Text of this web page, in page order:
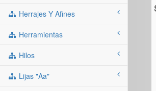
Herrajes Y Afines
Herramientas
Hilos
Lijas "aa"